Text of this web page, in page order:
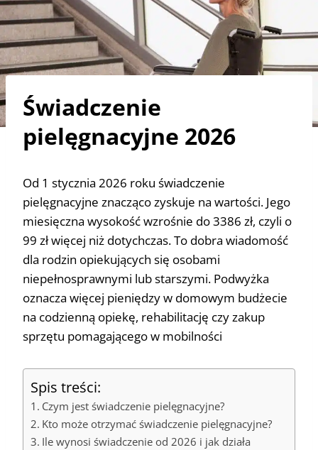
Świadczenie
pielęgnacyjne 2026
Od 1 stycznia 2026 roku świadczenie
pielęgnacyjne znacząco zyskuje na wartości. Jego
miesięczna wysokość wzrośnie do 3386 zł, czyli o
99 zł więcej niż dotychczas. To dobra wiadomość
dla rodzin opiekujących się osobami
niepełnosprawnymi lub starszymi. Podwyżka
oznacza więcej pieniędzy w domowym budżecie
na codzienną opiekę, rehabilitację czy zakup
sprzętu pomagającego w mobilności
Spis treści:
Czym jest świadczenie pielęgnacyjne?
Kto może otrzymać świadczenie pielęgnacyjne?
Ile wynosi świadczenie od 2026 i jak działa